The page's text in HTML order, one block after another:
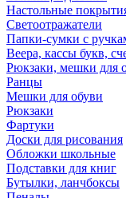
Настольные
Светоотражатели
Папки-сумки с
Веера, кассы букв,
Рюкзаки, мешки для
Ранцы
Мешки для обуви
Рюкзаки
Фартуки
Доски для рисования
Обложки школьные
Подставки для книг
Бутылки, ланчбоксы